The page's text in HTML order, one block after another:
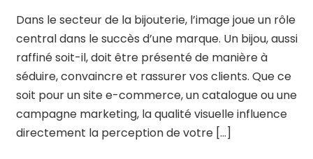
Dans le secteur de la bijouterie, l’image joue un rôle
central dans le succès d’une marque. Un bijou, aussi
raffiné soit-il, doit être présenté de manière à
séduire, convaincre et rassurer vos clients. Que ce
soit pour un site e-commerce, un catalogue ou une
campagne marketing, la qualité visuelle influence
directement la perception de votre […]